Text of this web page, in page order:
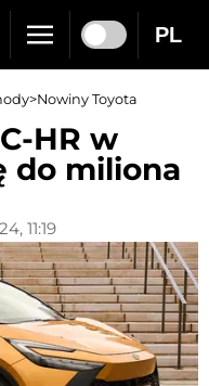
PL
>Nowiny Toyota
HR w
do miliona
11:19